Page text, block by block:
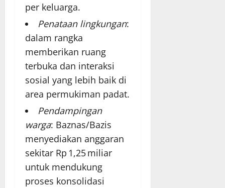
per keluarga.
Penataan lingkungan:
dalam rangka
memberikan ruang
terbuka dan interaksi
sosial yang lebih baik di
area permukiman padat.
Pendampingan
warga: Baznas/Bazis
menyediakan anggaran
sekitar Rp 1,25 miliar
untuk mendukung
proses konsolidasi